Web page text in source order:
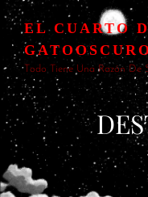
EL CUARTO
GATOOSCURO
Todo Tiene Una Razón De